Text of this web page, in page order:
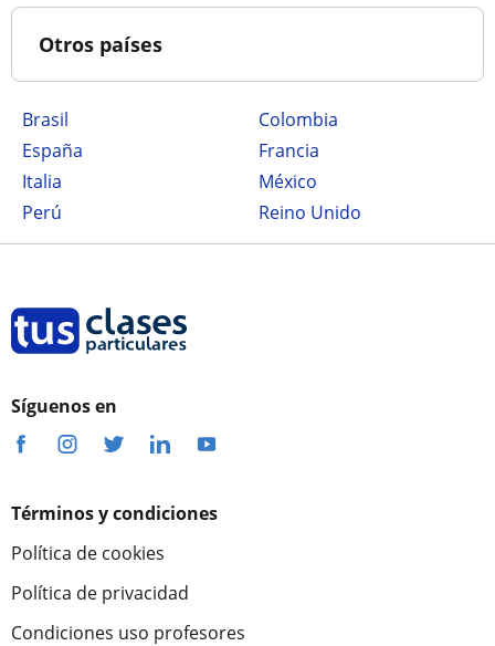
Otros países
Brasil
Colombia
España
Francia
Italia
México
Perú
Reino Unido
Síguenos en
Términos y condiciones
Política de cookies
Política de privacidad
Condiciones uso profesores